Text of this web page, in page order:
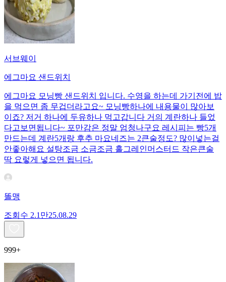
서브웨이
에그마요 샌드위치
에그마요 모닝빵 샌드위치 입니다. 수영을 하는데 가기전에 밥
을 먹으면 좀 무겁더라고요~ 모닝빵하나에 내용물이 많아보
이죠? 저거 하나에 두유하나 먹고갑니다 거의 계란하나 들었
다고보면됩니다~ 포만감은 정말 엄청나구요 레시피는 빵5개
만드는데 계란5개랑 후추 마요네즈는 2큰술정도? 많이넣는걸
안좋아해요 설탕조금 소금조금 홀그레인머스터드 작은큰술
딱 요렇게 넣으면 됩니다.
똘맹
조회수 2.1만25.08.29
999+